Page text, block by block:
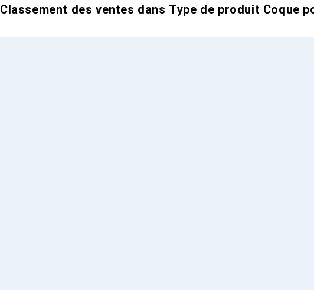
Classement des ventes dans Type de produit Coque